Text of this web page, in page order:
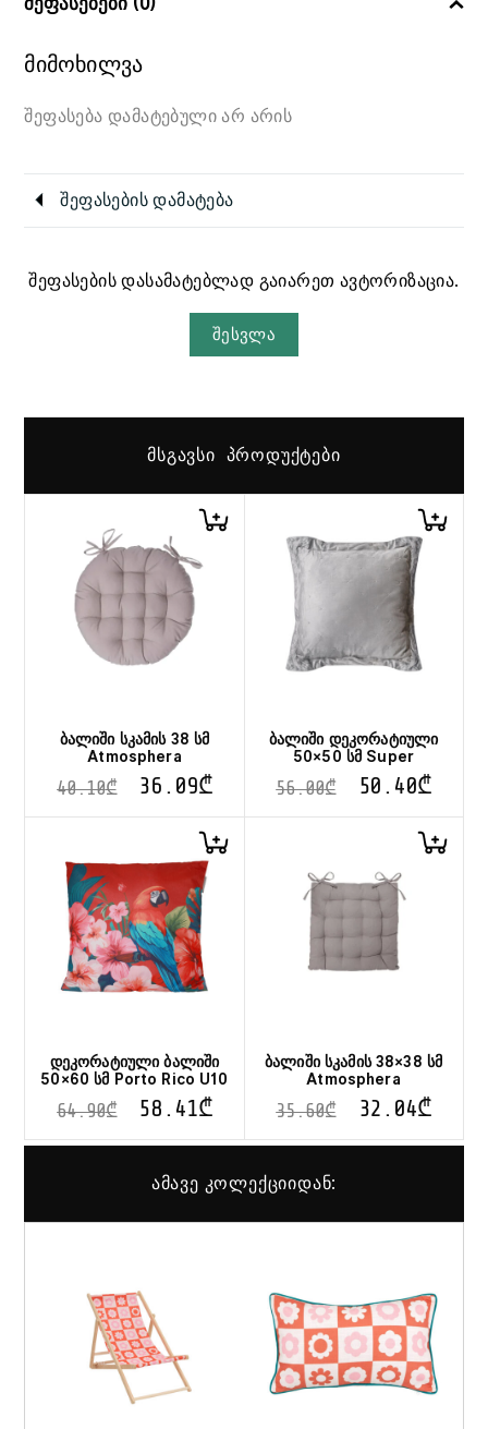
მიმოხილვა
შეფასება დამატებული არ არის
შეფასების დამატება
შეფასების დასამატებლად გაიარეთ ავტორიზაცია.
შესვლა
ᲛᲡᲒᲐᲕᲡᲘ ᲞᲠᲝᲓᲣᲥᲢᲔᲑᲘ
ბალიში სკამის 38 სმ
Atmosphera
40.10₾ 36.09₾
ბალიში დეკორატიული
50×50 სმ Super
56.00₾ 50.40₾
დეკორატიული ბალიში
50×60 სმ Porto Rico U10
64.90₾ 58.41₾
ბალიში სკამის 38×38 სმ
Atmosphera
35.60₾ 32.04₾
ამავე კოლექციიდან: